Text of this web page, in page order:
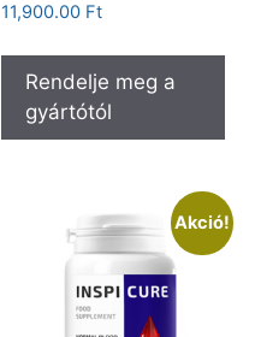
11,900.00 Ft
Rendelje meg a
gyártótól
Akció!